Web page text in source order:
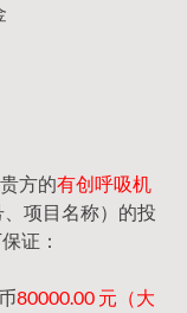
方的有创呼吸机
项目名称）的投
证：
80000.00 元（大